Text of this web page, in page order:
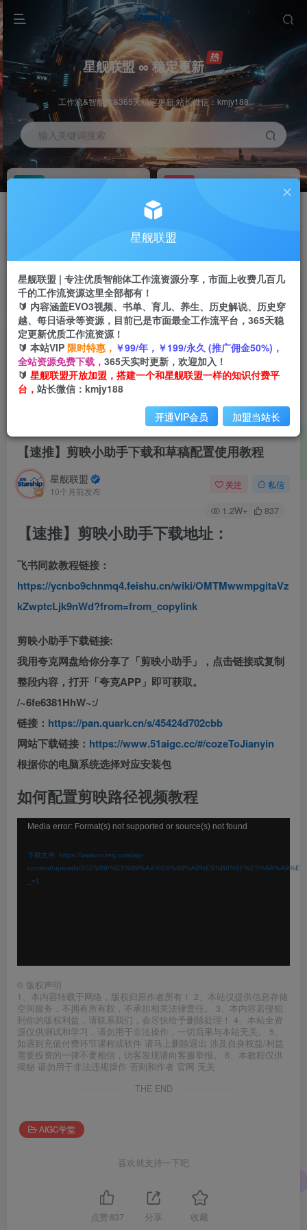
星舰联盟 ∞ 稳定更新
工作流&智能体&365天稳定更新 站长微信：kmjy188
输入关键词搜索
加入会员 工作流主页
每周免费工作流体验
站长招募
推荐
项目周期预估10年
【速推】剪映小助手下载和草稿配置使用教程
星舰联盟
10个月前发布
关注 私信
1.2W+ 837
【速推】剪映小助手下载地址：
飞书同款教程链接：
https://ycnbo9chnmq4.feishu.cn/wiki/OMTMwwmpgitaVz
kZwptcLjk9nWd?from=from_copylink
剪映小助手下载链接:
我用夸克网盘给你分享了「剪映小助手」，点击链接或复制
整段内容，打开「夸克APP」即可获取。
/~6fe6381HhW~:/
链接： https://pan.quark.cn/s/45424d702cbb
网站下载链接： https://www.51aigc.cc/#/cozeToJianyin
根据你的电脑系统选择对应安装包
如何配置剪映路径视频教程
Media error: Format(s) not supported or source(s) not found
下载文件: https://www.cozeq.com/wp-
content/uploads/2025/09/
_=1
© 版权声明
1、本内容转载于网络，版权归原作者所有！ 2、本站仅提供信息存储
空间服务，不拥有所有权，不承担相关法律责任。 3、本内容若侵犯
到你的版权利益，请联系我们，会尽快给予删除处理！ 4、本站全资
源仅供测试和学习，请勿用于非法操作，一切后果与本站无关。 5、
如遇到充值付费环节课程或软件 请马上删除退出 涉及自身权益/利益
需要投资的一律不要相信，访客发现请向客服举报。 6、本教程仅供
揭秘 请勿用于非法违规操作 否则和作者 官网 无关
THE END
AIGC学堂
喜欢就支持一下吧
点赞 837 分享 收藏
星舰联盟
星舰联盟 | 专注优质智能体工作流资源分享，市面上收费几百几
千的工作流资源这里全部都有！
🔰 内容涵盖EVO3视频、书单、育儿、养生、历史解说、历史穿
越、每日语录等资源，目前已是市面最全工作流平台，365天稳
定更新优质工作流资源！
🔰 本站VIP 限时特惠， ￥99/年，￥199/永久 (推广佣金50%)，
全站资源免费下载， 365天实时更新，欢迎加入！
🔰 星舰联盟开放加盟，搭建一个和星舰联盟一样的知识付费平
台， 站长微信：kmjy188
开通VIP会员 加盟当站长